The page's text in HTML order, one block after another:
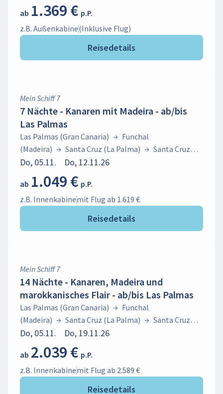
ab 1.369 € p.P.
z.B. Außenkabine(Inklusive Flug)
Reisedetails
Mein Schiff 7
7 Nächte - Kanaren mit Madeira - ab/bis
Las Palmas
Las Palmas (Gran Canaria) → Funchal
(Madeira) → Santa Cruz (La Palma) → Santa Cruz
(Teneriffa)
→ Puerto del Rosario
(Fuerteventura)
Do, 05.11. Do, 12.11.26
ab 1.049 € p.P.
z.B. Innenkabinemit Flug ab 1.619 €
Reisedetails
Mein Schiff 7
14 Nächte - Kanaren, Madeira und
marokkanisches Flair - ab/bis Las Palmas
Las Palmas (Gran Canaria) → Funchal
(Madeira) → Santa Cruz (La Palma) → Santa Cruz
(Teneriffa)
→ Puerto del Rosario
(Fuerteventura)
Canaria) → Agadir →
Cruz (Teneriffa) → San Sebastián (La Gomera)
Palmas (Gran Canaria)
Do, 05.11. Do, 19.11.26
ab 2.039 € p.P.
z.B. Innenkabinemit Flug ab 2.589 €
Reisedetails